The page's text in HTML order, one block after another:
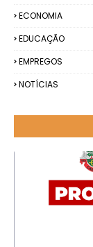
ECONOMIA
EDUCAÇÃO
EMPREGOS
NOTÍCIAS